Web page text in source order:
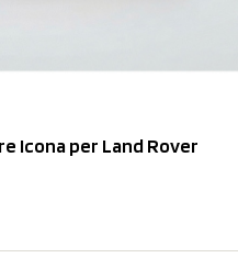
Icona per Land Rover